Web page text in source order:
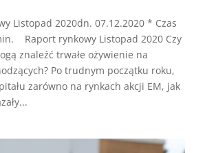
Listopad 2020dn. 07.12.2020 * Czas
Raport rynkowy Listopad 2020 Czy
znaleźć trwałe ożywienie na
Po trudnym początku roku,
zarówno na rynkach akcji EM, jak